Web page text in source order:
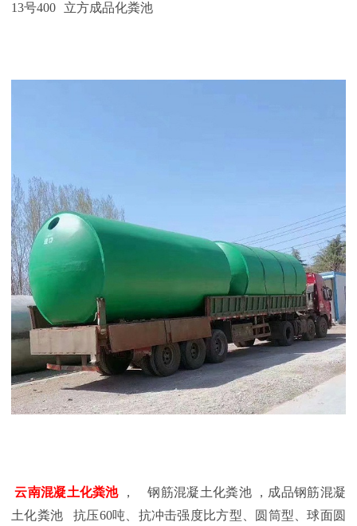
13号400 立方成品化粪池
云南混凝土化粪池 ，
钢筋混凝土化粪池 ，成品钢筋混凝
土化粪池抗压60吨、抗冲击强度比方型、圆筒型、球面圆